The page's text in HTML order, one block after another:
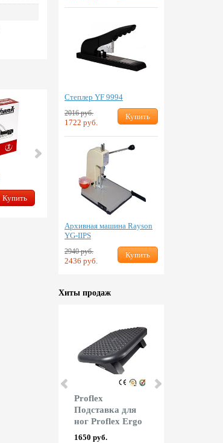
Купить
Скобы Shark 23/24
Купить
Степлер YF 9994
2016 руб.
1722 руб.
Купить
Архивная машина Rayson
YG-IIPS
2940 руб.
2436 руб.
Купить
Хиты продаж
Proflex
Подставка для
ног Proflex Ergo
1650 руб.